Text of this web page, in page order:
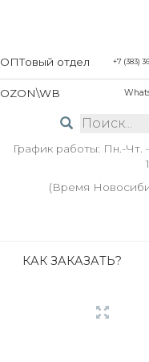
ОПТовый отдел +7 (383)
OZON\WB
График работы: Пн.-Чт.
(Время
КАК ЗАКАЗАТЬ?